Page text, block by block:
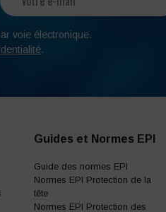
voie électronique.
.
Guides et Normes EPI
Guide des normes EPI
Normes EPI Protection de la
tête
Normes EPI Protection des